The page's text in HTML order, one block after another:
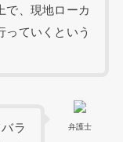
で、現地ローカ
っていくという
弁護士
ラ